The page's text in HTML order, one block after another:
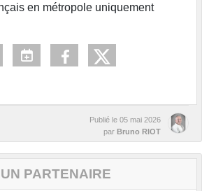
en métropole uniquement
Publié le 05 mai 2026
par Bruno RIOT
PARTENAIRE